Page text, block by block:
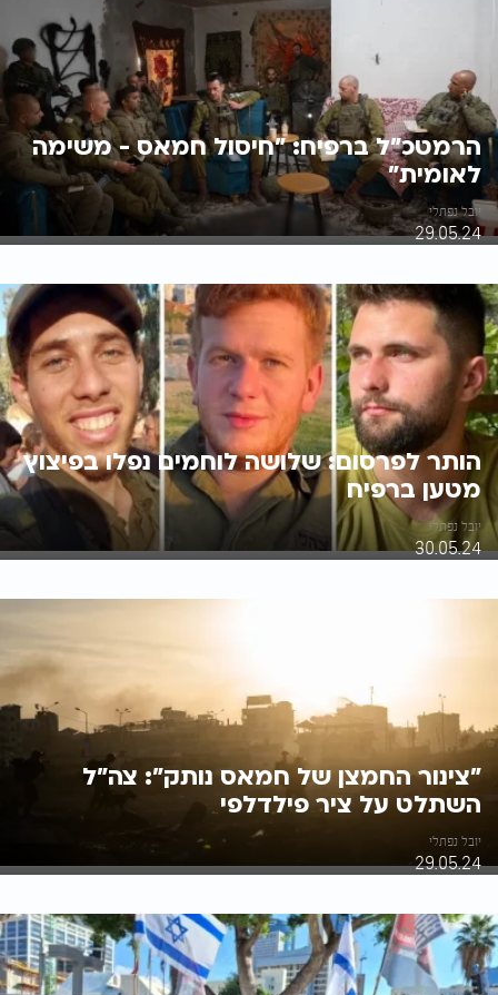
הרמטכ"ל ברפיח: "חיסול חמאס - משימה
לאומית"
יובל נפתלי
29.05.24
הותר לפרסום: שלושה לוחמים נפלו בפיצוץ
מטען ברפיח
יובל נפתלי
30.05.24
"צינור החמצן של חמאס נותק": צה"ל
השתלט על ציר פילדלפי
יובל נפתלי
29.05.24